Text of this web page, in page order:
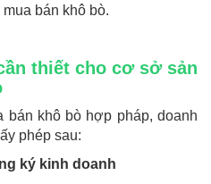
bán khô bò.
thiết cho cơ sở sản
bán khô bò hợp pháp, doanh
phép sau:
ký kinh doanh